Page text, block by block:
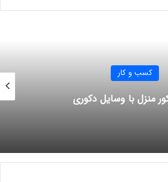
کسب و کار
منزل با وسایل دکوری